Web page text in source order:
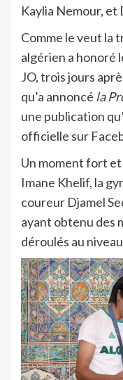
Kaylia Nemour, et
Comme le veut la
algérien a honoré
JO, trois jours
qu’a annoncé la
une publication
officielle sur
Un moment fort
Imane Khelif, la
coureur Djamel
ayant obtenu des
déroulés au